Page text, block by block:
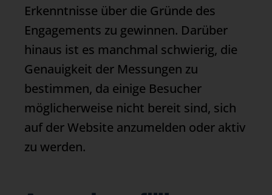
Erkenntnisse über die Gründe des
Engagements zu gewinnen. Darüber
hinaus ist es manchmal schwierig, die
Genauigkeit der Messungen zu
bestimmen, da einige Besucher
möglicherweise nicht bereit sind, sich
auf der Website anzumelden oder aktiv
zu werden.